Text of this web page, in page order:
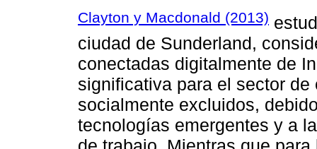
Clayton y Macdonald (2013)
ciudad de Sunderland,
conectadas digitalmente de
significativa para el sector
socialmente excluidos,
tecnologías emergentes y a